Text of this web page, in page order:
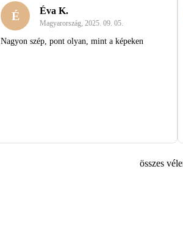
É Éva K.
Magyarország, 2025. 09. 05.
Nagyon szép, pont olyan, mint a képeken
összes